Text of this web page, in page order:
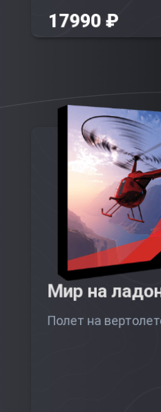
17990 ₽
Мир на
Полет на